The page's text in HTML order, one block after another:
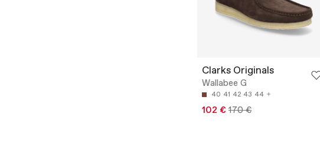
Clarks Originals
Wallabee G
40 41 42 43 44
102 € 170 €